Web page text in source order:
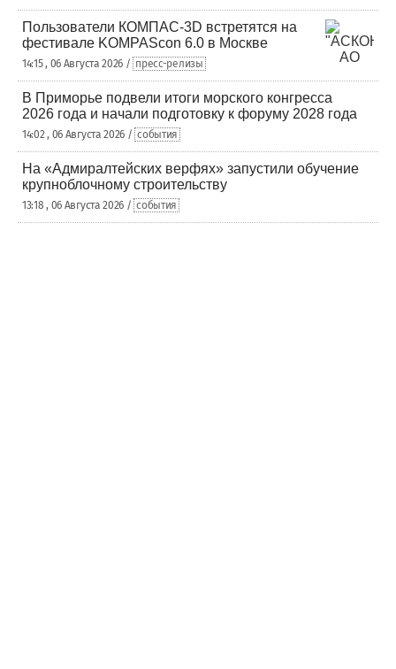
Пользователи КОМПАС-3D встретятся на
фестивале KOMPAScon 6.0 в Москве
14:15 , 06 Августа 2026 / пресс-релизы
В Приморье подвели итоги морского конгресса
2026 года и начали подготовку к форуму 2028 года
14:02 , 06 Августа 2026 / события
На «Адмиралтейских верфях» запустили обучение
крупноблочному строительству
13:18 , 06 Августа 2026 / события